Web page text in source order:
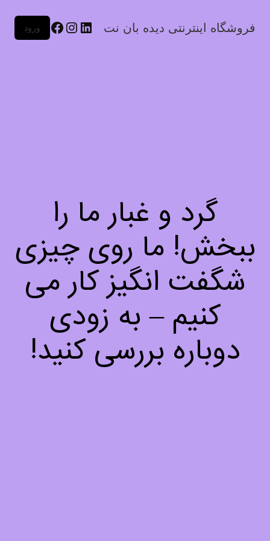
فروشگاه اینترنتی دیده بان نت ورود
گرد و غبار ما را
ببخش! ما روی چیزی
شگفت انگیز کار می
کنیم – به زودی
دوباره بررسی کنید!